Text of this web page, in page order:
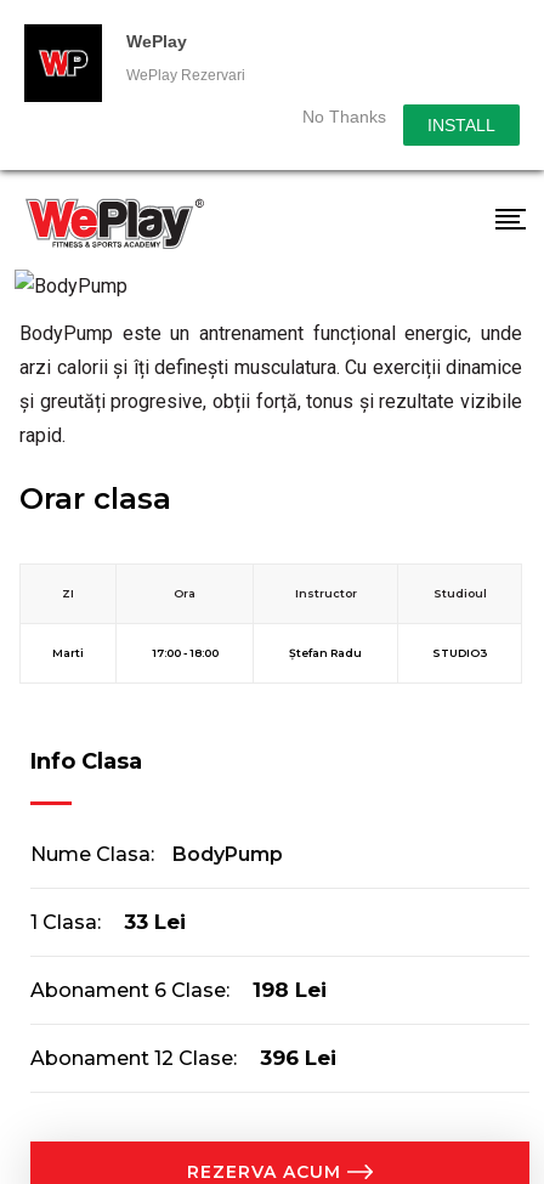
WePlay
WePlay Rezervari
No Thanks INSTALL
BodyPump este un antrenament funcțional energic, unde
arzi calorii și îți definești musculatura. Cu exerciții dinamice
și greutăți progresive, obții forță, tonus și rezultate vizibile
rapid.
Orar clasa
ZI Ora Instructor Studioul
Marti 17:00 - 18:00 Ștefan Radu STUDIO3
Info Clasa
Nume Clasa: BodyPump
1 Clasa: 33 Lei
Abonament 6 Clase: 198 Lei
Abonament 12 Clase: 396 Lei
REZERVA ACUM